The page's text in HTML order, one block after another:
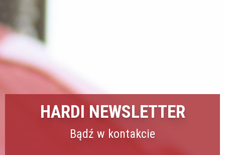
HARDI NEWSLETTER
Bądź w kontakcie